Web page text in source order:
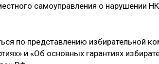
самоуправления о нарушении
по представлению избирательной
и «Об основных гарантиях